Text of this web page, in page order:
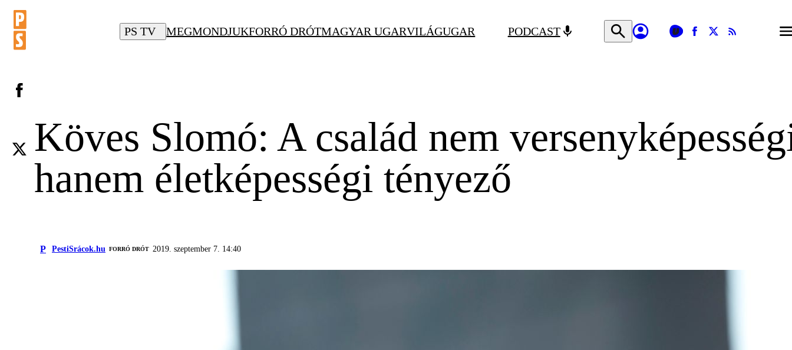
PS TV MEGMONDJUKFORRÓ DRÓTMAGYAR UGARVILÁGUGAR PODCAST
Köves Slomó: A család nem
hanem életképességi tényező
P PestiSrácok.hu FORRÓ DRÓT 2019. szeptember 7. 14:40